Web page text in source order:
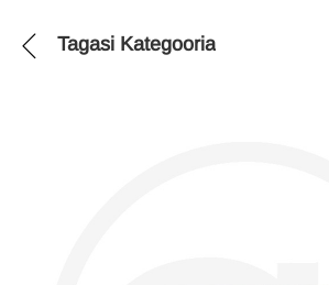
Tagasi Kategooria